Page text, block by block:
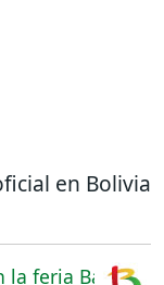
en Bolivia